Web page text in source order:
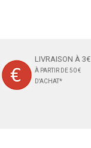
LIVRAISON À 3€
À PARTIR DE 50 €
D'ACHAT*